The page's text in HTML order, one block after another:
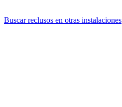
Buscar reclusos en otras instalaciones